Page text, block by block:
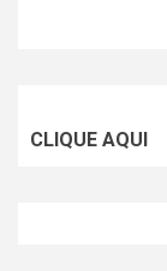
CLIQUE AQUI